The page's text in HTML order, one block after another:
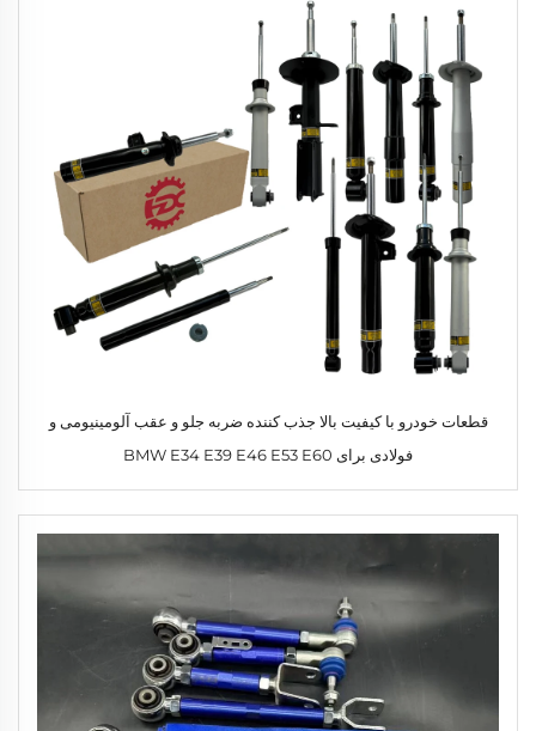
قطعات خودرو با کیفیت بالا جذب کننده ضربه جلو و عقب آلومینیومی و
فولادی برای BMW E34 E39 E46 E53 E60